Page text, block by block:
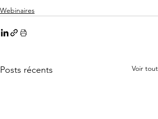
Webinaires
Posts récents Voir tout